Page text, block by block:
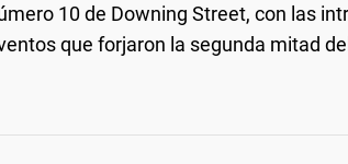
10 de Downing Street, con las
que forjaron la segunda mitad